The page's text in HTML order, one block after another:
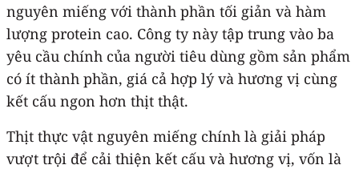
nguyên miếng với thành phần tối giản và hàm
lượng protein cao. Công ty này tập trung vào ba
yêu cầu chính của người tiêu dùng gồm sản phẩm
có ít thành phần, giá cả hợp lý và hương vị cùng
kết cấu ngon hơn thịt thật.
Thịt thực vật nguyên miếng chính là giải pháp
vượt trội để cải thiện kết cấu và hương vị, vốn là